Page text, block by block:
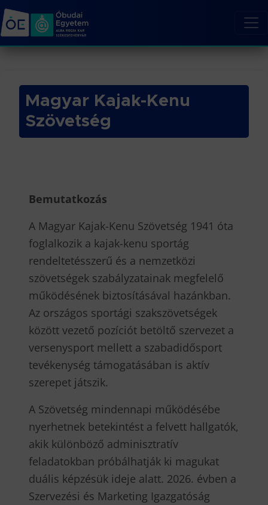
Magyar Kajak-Kenu
Szövetség
Bemutatkozás
A Magyar Kajak-Kenu Szövetség 1941 óta
foglalkozik a kajak-kenu sportág
rendeltetésszerű és a nemzetközi
szövetségek szabályzatainak megfelelő
működésének biztosításával hazánkban.
Az országos sportági szakszövetségek
között vezető pozíciót betöltő szervezet a
versenysport mellett a szabadidősport
tevékenység támogatásában is aktív
szerepet játszik.
A Szövetség mindennapi működésébe
nyerhetnek betekintést a felvett hallgatók,
akik különböző adminisztratív
feladatokban próbálhatják ki magukat
duális képzésük ideje alatt. 2026. évben a
Szervezési és Marketing Igazgatóság